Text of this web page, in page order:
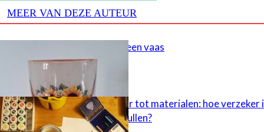
MEER VAN DEZE AUTEUR
Decoupage in een vaas
Van apparatuur tot materialen: hoe verzeker
mijn knutselspullen?